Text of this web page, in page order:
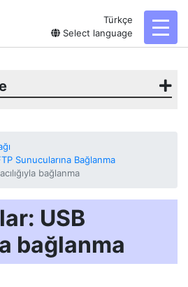
Türkçe
Select language
Sunucularına Bağlanma
bağlanma
USB
bağlanma